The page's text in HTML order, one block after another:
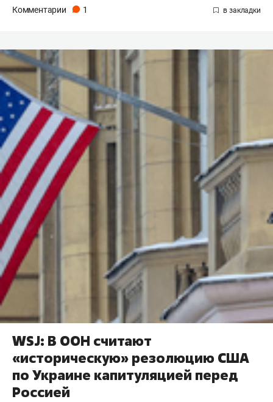
Комментарии 1
WSJ: В ООН считают
«историческую» резолюцию США
по Украине капитуляцией перед
Россией